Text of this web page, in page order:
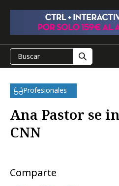
Profesionales
Ana Pastor se
CNN
Comparte